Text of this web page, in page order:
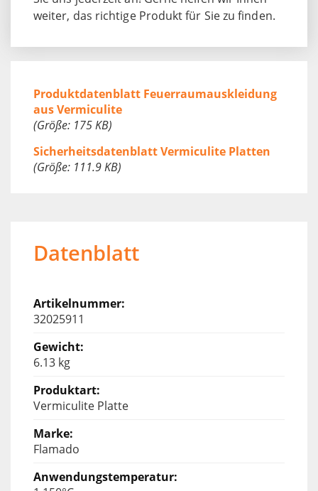
weiter, das richtige Produkt für Sie zu finden.
Produktdatenblatt Feuerraumauskleidung
aus Vermiculite
(Größe: 175 KB)
Sicherheitsdatenblatt Vermiculite Platten
(Größe: 111.9 KB)
Datenblatt
32025911
6.13 kg
Vermiculite Platte
Flamado